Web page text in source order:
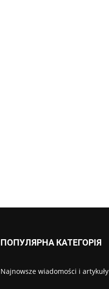
ПОПУЛЯРНА КАТЕГОРІЯ
Najnowsze wiadomości i artykuły